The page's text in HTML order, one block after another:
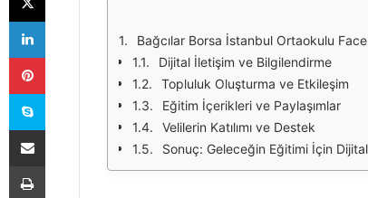
Bağcılar Borsa İstanbul Ortaokulu
Dijital İletişim ve Bilgilendirme
Topluluk Oluşturma ve Etkileşim
Eğitim İçerikleri ve Paylaşımlar
Velilerin Katılımı ve Destek
Sonuç: Geleceğin Eğitimi İçin
LinkedIn
Pinterest
Skype
E-Posta ile paylaş